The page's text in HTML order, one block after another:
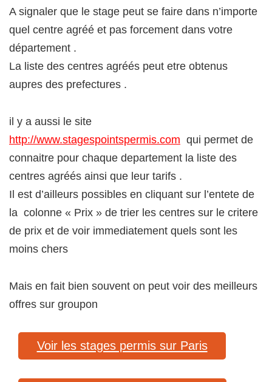
A signaler que le stage peut se faire dans n’importe
quel centre agréé et pas forcement dans votre
département .
La liste des centres agréés peut etre obtenus
aupres des prefectures .
il y a aussi le site
http://www.stagespointspermis.com qui permet de
connaitre pour chaque departement la liste des
centres agréés ainsi que leur tarifs .
Il est d’ailleurs possibles en cliquant sur l’entete de
la colonne « Prix » de trier les centres sur le critere
de prix et de voir immediatement quels sont les
moins chers
Mais en fait bien souvent on peut voir des meilleurs
offres sur groupon
Voir les stages permis sur Paris